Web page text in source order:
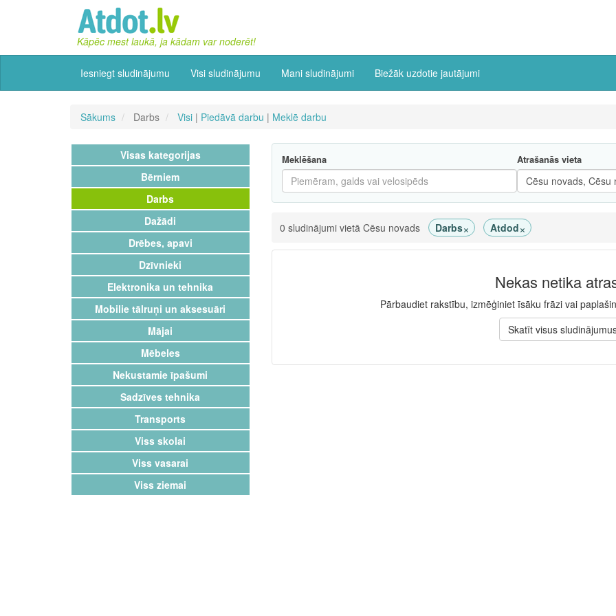
Kāpēc mest laukā, ja kādam var noderēt!
Iesniegt sludinājumu Visi sludinājumu Mani sludinājumi Biežāk uzdotie jautājumi
Sākums Darbs Visi | Piedāvā darbu | Meklē darbu
Visas kategorijas
Bērniem
Darbs
Dažādi
Drēbes, apavi
Dzīvnieki
Elektronika un tehnika
Mobilie tālruņi un aksesuāri
Mājai
Mēbeles
Nekustamie īpašumi
Sadzīves tehnika
Transports
Viss skolai
Viss vasarai
Viss ziemai
Meklēšana Atrašanās vieta
0 sludinājumi vietā Cēsu novads Darbs× Atdod×
Nekas netika
Pārbaudiet rakstību, izmēģiniet īsāku frāzi vai
Skatīt visus